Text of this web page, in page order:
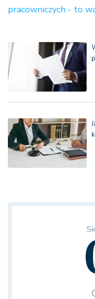
pracowniczych - to